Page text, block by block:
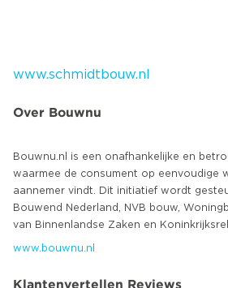
www.schmidtbouw.nl
Over Bouwnu
Bouwnu.nl is een onafhankelijke en
waarmee de consument op eenvoudige
aannemer vindt. Dit initiatief wordt
Bouwend Nederland, NVB bouw,
www.bouwnu.nl
Klantenvertellen Reviews